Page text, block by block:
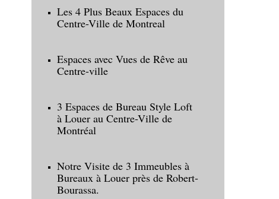
Les 4 Plus Beaux Espaces du
Centre-Ville de Montreal
Espaces avec Vues de Rêve au
Centre-ville
3 Espaces de Bureau Style Loft
à Louer au Centre-Ville de
Montréal
Notre Visite de 3 Immeubles à
Bureaux à Louer près de Robert-
Bourassa.